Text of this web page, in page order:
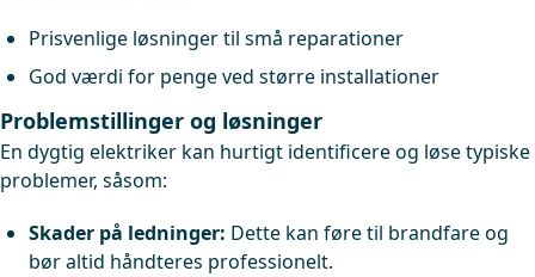
Prisvenlige løsninger til små reparationer
God værdi for penge ved større installationer
Problemstillinger og løsninger
En dygtig elektriker kan hurtigt identificere og løse typiske
problemer, såsom:
Skader på ledninger: Dette kan føre til brandfare og
bør altid håndteres professionelt.